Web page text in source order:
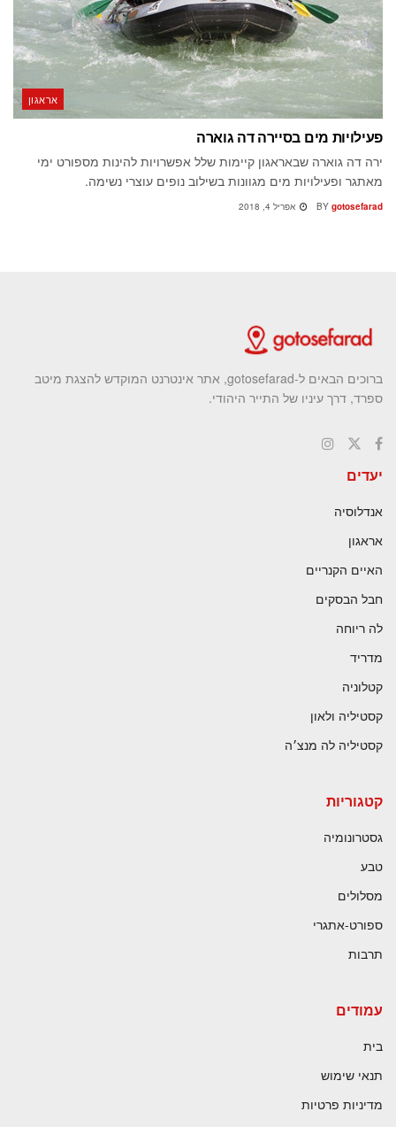
אראגון
פעילויות מים בסיירה דה גוארה
ירה דה גוארה שבאראגון קיימות שלל אפשרויות להינות מספורט ימי
מאתגר ופעילויות מים מגוונות בשילוב נופים עוצרי נשימה.
BY gotosefarad אפריל 4, 2018
ברוכים הבאים ל-gotosefarad, אתר אינטרנט המוקדש להצגת מיטב
ספרד, דרך עיניו של התייר היהודי.
יעדים
אנדלוסיה
אראגון
האיים הקנריים
חבל הבסקים
לה ריוחה
מדריד
קטלוניה
קסטיליה ולאון
קסטיליה לה מנצ׳ה
קטגוריות
גסטרונומיה
טבע
מסלולים
ספורט-אתגרי
תרבות
עמודים
בית
תנאי שימוש
מדיניות פרטיות